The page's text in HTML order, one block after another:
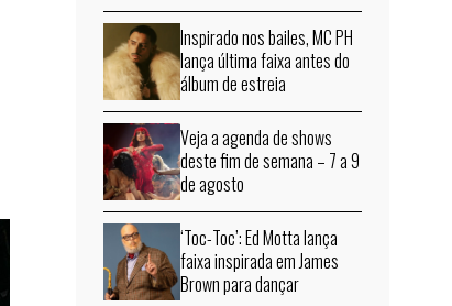
Inspirado nos bailes, MC PH
lança última faixa antes do
álbum de estreia
Veja a agenda de shows
deste fim de semana – 7 a 9
de agosto
‘Toc-Toc’: Ed Motta lança
faixa inspirada em James
Brown para dançar